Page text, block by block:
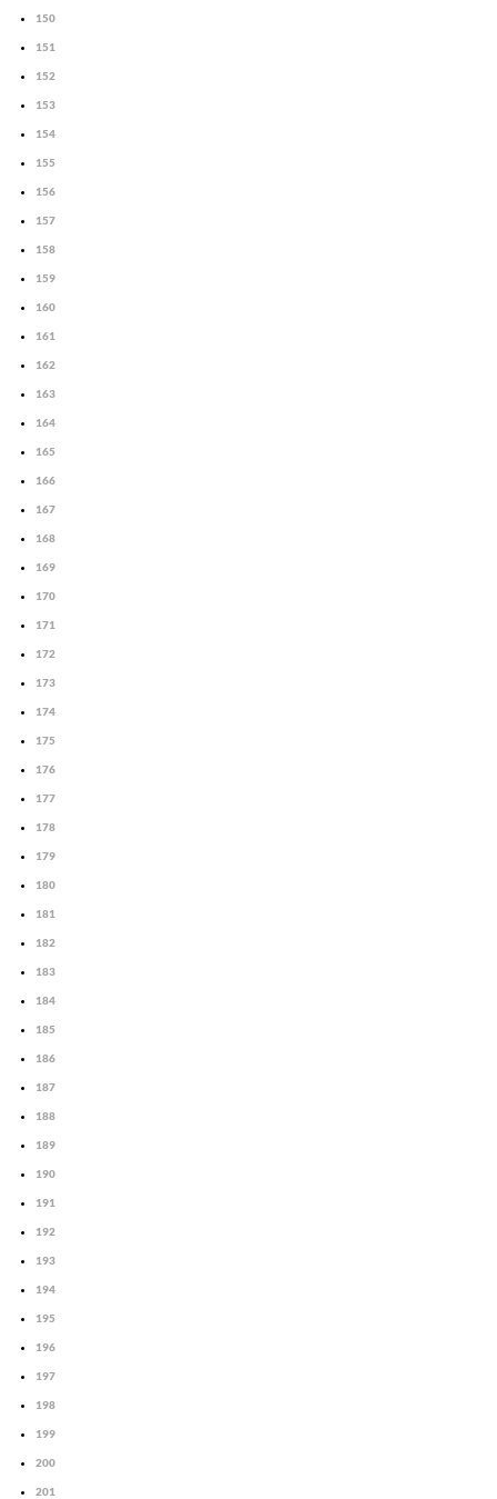
150
151
152
153
154
155
156
157
158
159
160
161
162
163
164
165
166
167
168
169
170
171
172
173
174
175
176
177
178
179
180
181
182
183
184
185
186
187
188
189
190
191
192
193
194
195
196
197
198
199
200
201